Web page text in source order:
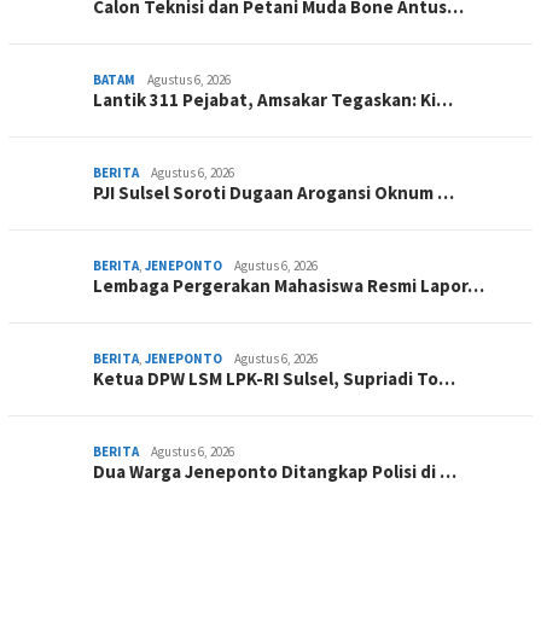
Calon Teknisi dan Petani Muda Bone Antus…
BATAM Agustus 6, 2026
Lantik 311 Pejabat, Amsakar Tegaskan: Ki…
BERITA Agustus 6, 2026
PJI Sulsel Soroti Dugaan Arogansi Oknum …
BERITA, JENEPONTO Agustus 6, 2026
Lembaga Pergerakan Mahasiswa Resmi Lapor…
BERITA, JENEPONTO Agustus 6, 2026
Ketua DPW LSM LPK-RI Sulsel, Supriadi To…
BERITA Agustus 6, 2026
Dua Warga Jeneponto Ditangkap Polisi di …